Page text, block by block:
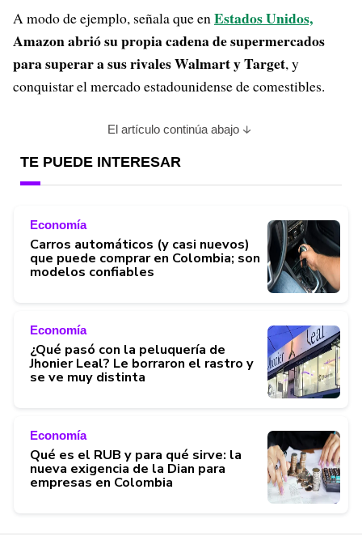
A modo de ejemplo, señala que en Estados Unidos,
Amazon abrió su propia cadena de supermercados
para superar a sus rivales Walmart y Target, y
conquistar el mercado estadounidense de comestibles.
El artículo continúa abajo
TE PUEDE INTERESAR
Economía
Carros automáticos (y casi nuevos)
que puede comprar en Colombia; son
modelos confiables
Economía
¿Qué pasó con la peluquería de
Jhonier Leal? Le borraron el rastro y
se ve muy distinta
Economía
Qué es el RUB y para qué sirve: la
nueva exigencia de la Dian para
empresas en Colombia